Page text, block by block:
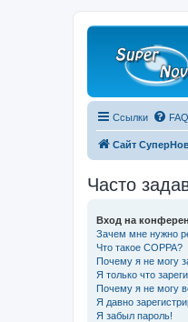
Ссылки FAQ
Сайт
Часто
Вход на
Зачем мне нужно
Что такое COPPA?
Почему я не могу
Я только что
Почему я не могу
Я давно
Я забыл пароль!